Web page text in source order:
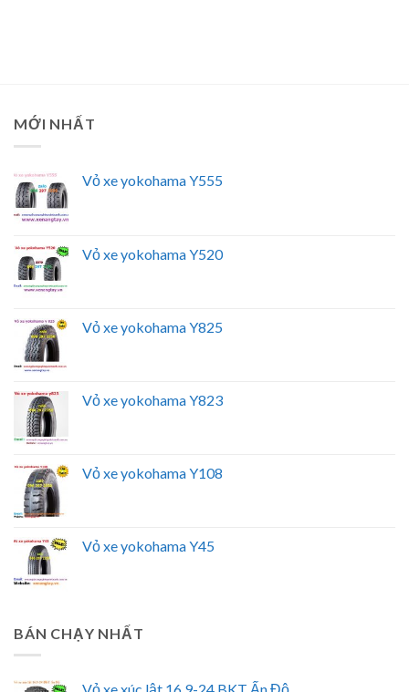
MỚI NHẤT
Vỏ xe yokohama Y555
Vỏ xe yokohama Y520
Vỏ xe yokohama Y825
Vỏ xe yokohama Y823
Vỏ xe yokohama Y108
Vỏ xe yokohama Y45
BÁN CHẠY NHẤT